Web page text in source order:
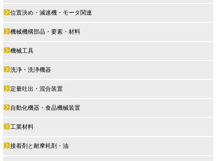
位置決め・減速機・モータ関連
機械機構部品・要素・材料
機械工具
洗浄・洗浄機器
定量吐出・混合装置
自動化機器・食品機械装置
工業材料
接着剤と耐摩耗剤・油